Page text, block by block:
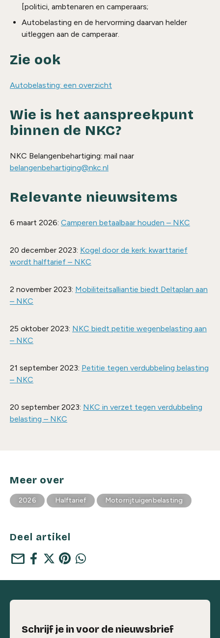
[politici, ambtenaren en camperaars;
Autobelasting en de hervorming daarvan helder
uitleggen aan de camperaar.
Zie ook
Autobelasting: een overzicht
Wie is het aanspreekpunt
binnen de NKC?
NKC Belangenbehartiging: mail naar
belangenbehartiging@nkc.nl
Relevante nieuwsitems
6 maart 2026: Camperen betaalbaar houden – NKC
20 december 2023: Kogel door de kerk: kwarttarief
wordt halftarief – NKC
2 november 2023: Mobiliteitsalliantie biedt Deltaplan aan
– NKC
25 oktober 2023: NKC biedt petitie wegenbelasting aan
– NKC
21 september 2023: Petitie tegen verdubbeling belasting
– NKC
20 september 2023: NKC in verzet tegen verdubbeling
belasting – NKC
Meer over
2026 Halftarief Motorrijtuigenbelasting
Deel artikel
mail
Schrijf je in voor de nieuwsbrief